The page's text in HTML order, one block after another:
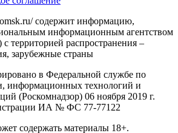
содержит информацию,
информационным агентством
территорией распространения –
зарубежные страны
в Федеральной службе по
информационных технологий и
(Роскомнадзор) 06 ноября 2019 г.
ИА № ФС 77-77122
содержать материалы 18+.